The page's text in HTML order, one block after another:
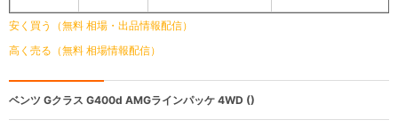
安く買う（無料 相場・出品情報配信）
高く売る（無料 相場情報配信）
ベンツ Gクラス G400d AMGラインパッケ 4WD ()